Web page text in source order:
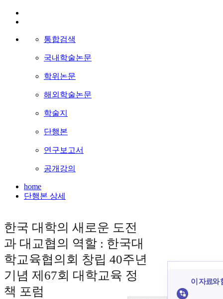
통합검색
국내학술논문
학위논문
해외학술논문
학술지
단행본
연구보고서
공개강의
home
단행본 상세
한국 대학의 새로운 도전
과 대교협의 역할 : 한국대
학교육협의회 창립 40주년
기념 제67회 대학교육 정
책 포럼
이 자료와